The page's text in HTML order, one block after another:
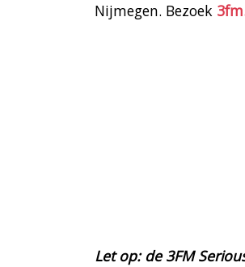
Nijmegen. Bezoek
Let op: de 3FM